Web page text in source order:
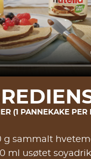
(1 PANNEKAKE PER
g sammalt
ml usøtet